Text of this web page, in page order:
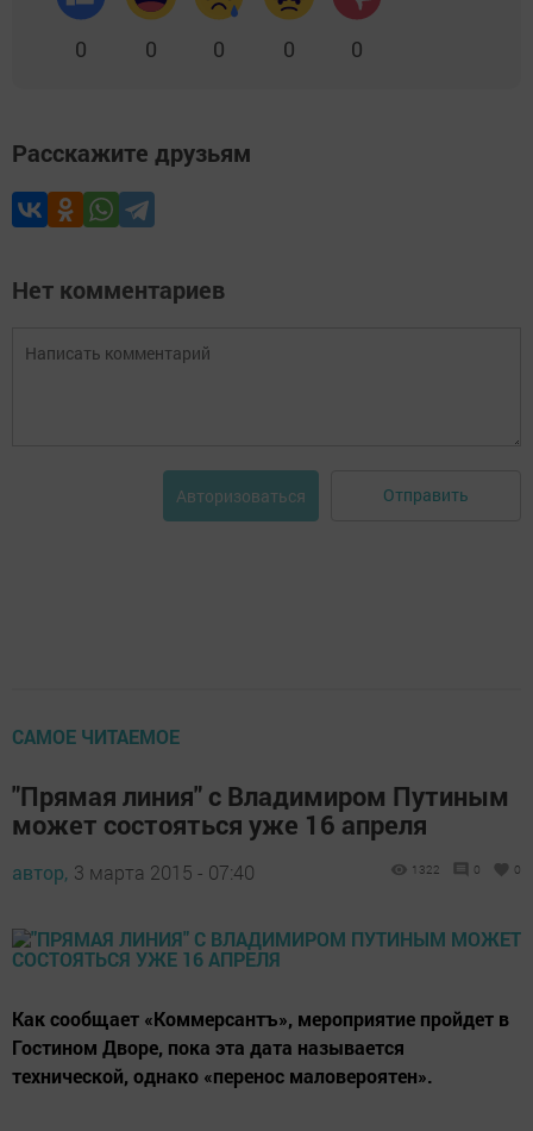
0 0 0 0 0
Расскажите друзьям
Нет комментариев
Авторизоваться Отправить
САМОЕ ЧИТАЕМОЕ
"Прямая линия" с Владимиром Путиным
может состояться уже 16 апреля
автор, 3 марта 2015 - 07:40 1322 0 0
Как сообщает «Коммерсантъ», мероприятие пройдет в
Гостином Дворе, пока эта дата называется
технической, однако «перенос маловероятен».